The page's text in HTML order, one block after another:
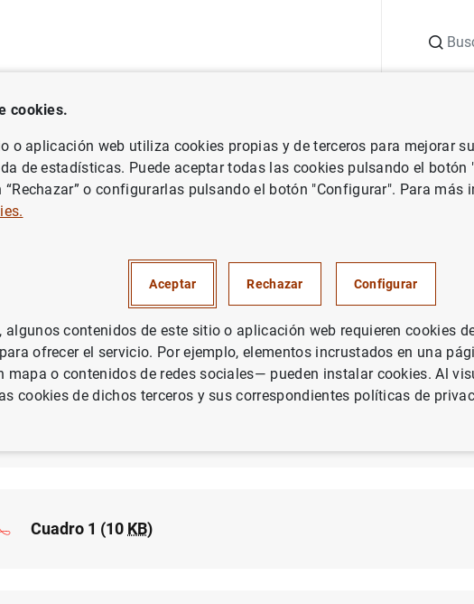
Áreas de actuación
Noticias del Banco Central Europeo Notas de prensa del Banco Central
de 2009)
Cuadro 1 (10 KB)
cookies.
o aplicación web utiliza cookies propias y de terceros para mejorar
de estadísticas. Puede aceptar todas las cookies pulsando el botón
“Rechazar” o configurarlas pulsando el botón "Configurar". Para más
Aceptar Rechazar Configurar
algunos contenidos de este sitio o aplicación web requieren cookies
ofrecer el servicio. Por ejemplo, elementos incrustados en una
mapa o contenidos de redes sociales— pueden instalar cookies. Al
cookies de dichos terceros y sus correspondientes políticas de